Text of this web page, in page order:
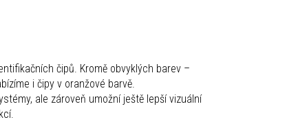
čipů. Kromě obvyklých barev –
i čipy v oranžové barvě.
ale zároveň umožní ještě lepší vizuální